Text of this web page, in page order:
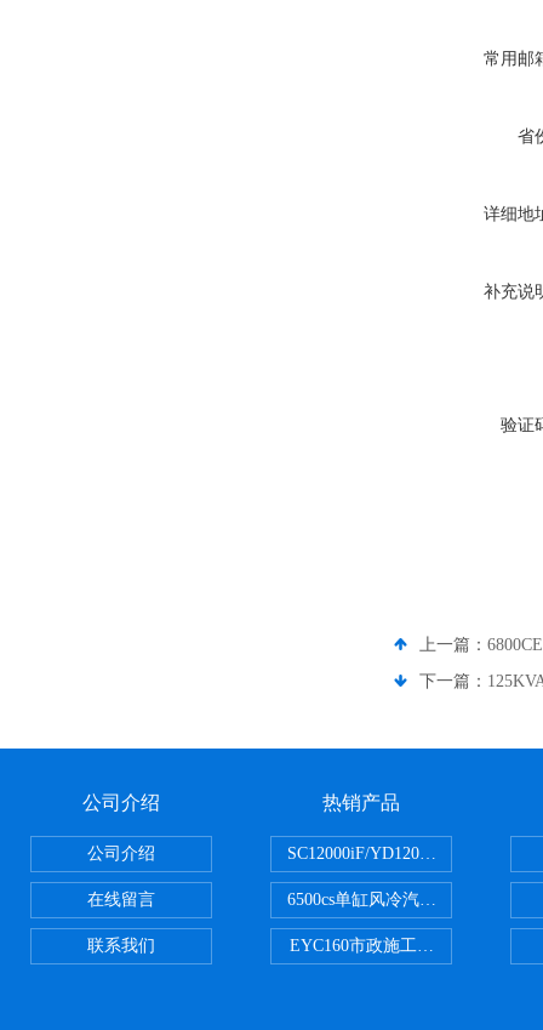
常用邮
省
详细地
补充说
验证
上一篇：
下一篇：
公司介绍
公司介绍
在线留言
联系我们
热销产品
SC12000iF/YD12000大疆T30用
6500cs单缸风冷汽油发电机小型
EYC160市政施工用路面切割机配